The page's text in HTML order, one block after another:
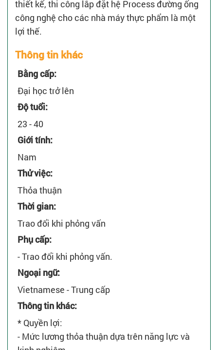
thiết kế, thi công lắp đặt hệ Process đường ống
công nghệ cho các nhà máy thực phẩm là một
lợi thế.
Thông tin khác
Bằng cấp:
Đại học trở lên
Độ tuổi:
23 - 40
Giới tính:
Nam
Thử việc:
Thỏa thuận
Thời gian:
Trao đổi khi phỏng vấn
Phụ cấp:
- Trao đổi khi phỏng vấn.
Ngoại ngữ:
Vietnamese - Trung cấp
Thông tin khác:
* Quyền lợi:
- Mức lương thỏa thuận dựa trên năng lực và